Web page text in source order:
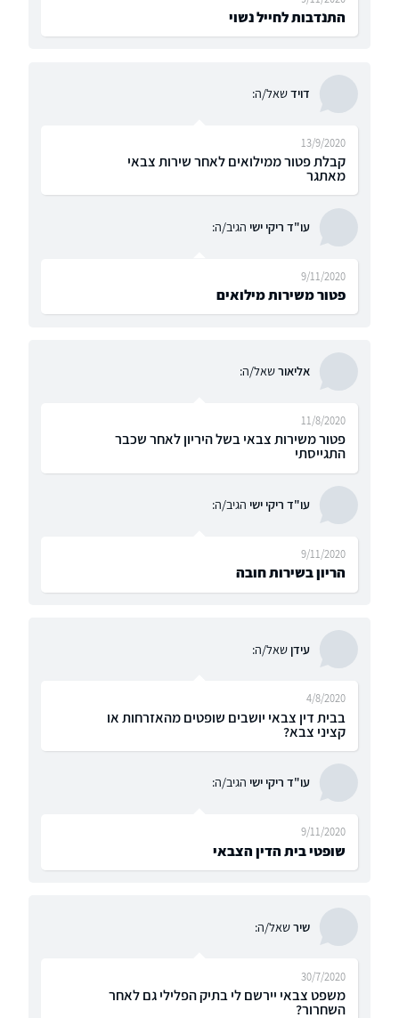
התנדבות לחייל נשוי
דוידשאל/ה:
קבלת פטור ממילואים לאחר שירות צבאי
מאתגר
13/9/2020
עו"ד ריקי ישי הגיב/ה:
פטור משירות מילואים
9/11/2020
אליאורשאל/ה:
פטור משירות צבאי בשל היריון לאחר שכבר
התגייסתי
11/8/2020
עו"ד ריקי ישי הגיב/ה:
הריון בשירות חובה
9/11/2020
עידןשאל/ה:
בבית דין צבאי יושבים שופטים מהאזרחות או
קציני צבא?
4/8/2020
עו"ד ריקי ישי הגיב/ה:
שופטי בית הדין הצבאי
9/11/2020
שירשאל/ה:
משפט צבאי יירשם לי בתיק הפלילי גם לאחר
השחרור?
30/7/2020